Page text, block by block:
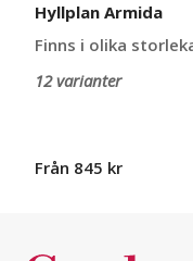
Hyllplan Armida
Finns i olika
12 varianter
Från 845 kr